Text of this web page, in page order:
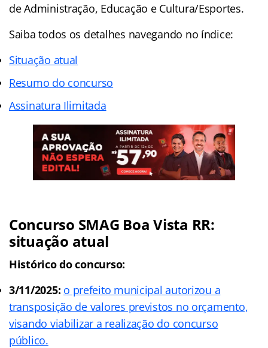
de Administração, Educação e Cultura/Esportes.
Saiba todos os detalhes navegando no índice:
Situação atual
Resumo do concurso
Assinatura Ilimitada
Concurso SMAG Boa Vista RR:
situação atual
Histórico do concurso:
3/11/2025: o prefeito municipal autorizou a
transposição de valores previstos no orçamento,
visando viabilizar a realização do concurso
público.